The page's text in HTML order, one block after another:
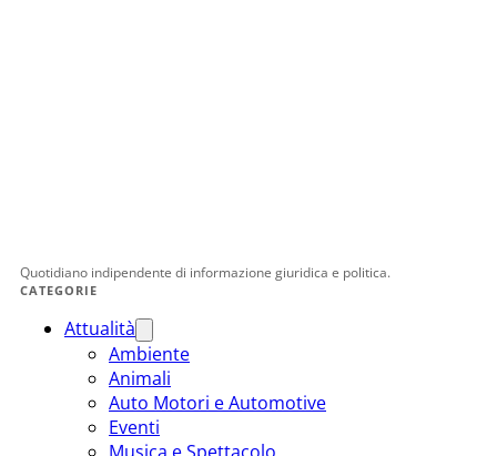
Quotidiano indipendente di informazione giuridica e politica.
CATEGORIE
Attualità
Ambiente
Animali
Auto Motori e Automotive
Eventi
Musica e Spettacolo